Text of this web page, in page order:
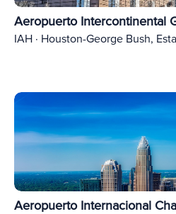
Aeropuerto Intercontinental
IAH · Houston-George Bush,
Aeropuerto Internacional